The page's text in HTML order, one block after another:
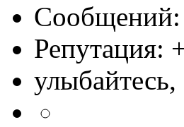
Сообщений:
Репутация:
улыбайтесь,